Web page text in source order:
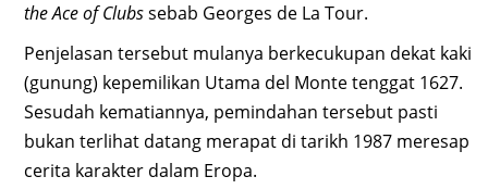
the Ace of Clubssebab Georges de La Tour.
Penjelasan tersebut mulanya berkecukupan dekat kaki
(gunung) kepemilikan Utama del Monte tenggat 1627.
Sesudah kematiannya, pemindahan tersebut pasti
bukan terlihat datang merapat di tarikh 1987 meresap
cerita karakter dalam Eropa.